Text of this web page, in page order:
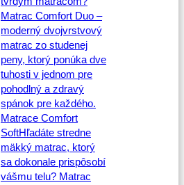
Matrac Comfort Duo –
moderný dvojvrstvový
matrac zo studenej
peny, ktorý ponúka dve
tuhosti v jednom pre
pohodlný a zdravý
spánok pre každého.
Matrace Comfort
SoftHľadáte stredne
mäkký matrac, ktorý
sa dokonale prispôsobí
vášmu telu? Matrac